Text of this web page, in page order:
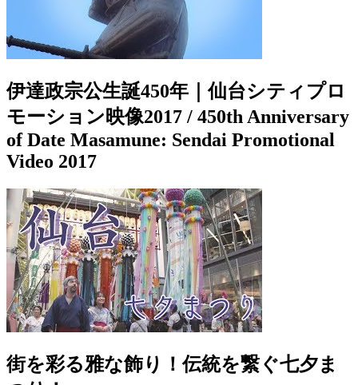
伊達政宗公生誕450年｜仙台シティプロ
モーション映像2017 / 450th Anniversary
of Date Masamune: Sendai Promotional
Video 2017
街を彩る雅な飾り！伝統を繋ぐ七夕ま